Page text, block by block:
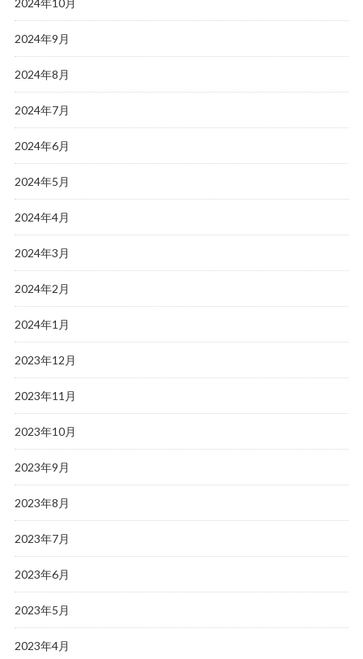
2024年10月
2024年9月
2024年8月
2024年7月
2024年6月
2024年5月
2024年4月
2024年3月
2024年2月
2024年1月
2023年12月
2023年11月
2023年10月
2023年9月
2023年8月
2023年7月
2023年6月
2023年5月
2023年4月